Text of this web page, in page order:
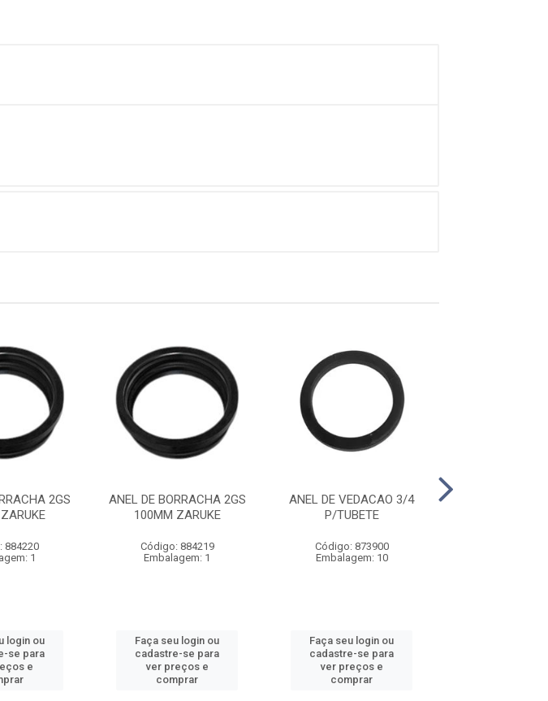
2GS
884220
1
login ou
se para
e
ANEL DE BORRACHA 2GS
100MM ZARUKE
Código: 884219
Embalagem: 1
Faça seu login ou
cadastre-se para
ver preços e
comprar
ANEL DE VEDACAO 3/4
P/TUBETE
Código: 873900
Embalagem: 10
Faça seu login ou
cadastre-se para
ver preços e
comprar